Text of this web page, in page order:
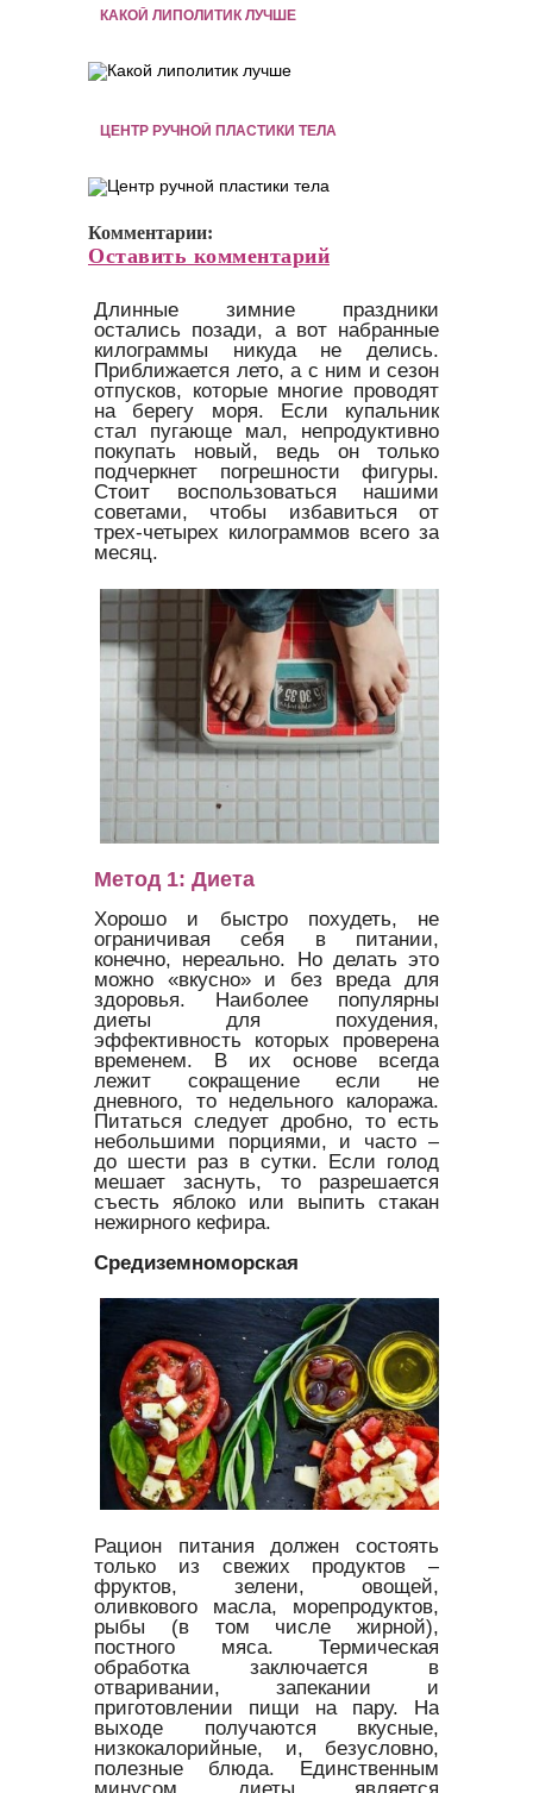
КАКОЙ ЛИПОЛИТИК ЛУЧШЕ
ЦЕНТР РУЧНОЙ ПЛАСТИКИ ТЕЛА
Комментарии:
Оставить комментарий
Длинные зимние праздники
остались позади, а вот набранные
килограммы никуда не делись.
Приближается лето, а с ним и сезон
отпусков, которые многие проводят
на берегу моря. Если купальник
стал пугающе мал, непродуктивно
покупать новый, ведь он только
подчеркнет погрешности фигуры.
Стоит воспользоваться нашими
советами, чтобы избавиться от
трех-четырех килограммов всего за
месяц.
Метод 1: Диета
Хорошо и быстро похудеть, не
ограничивая себя в питании,
конечно, нереально. Но делать это
можно «вкусно» и без вреда для
здоровья. Наиболее популярны
диеты для похудения,
эффективность которых проверена
временем. В их основе всегда
лежит сокращение если не
дневного, то недельного калоража.
Питаться следует дробно, то есть
небольшими порциями, и часто –
до шести раз в сутки. Если голод
мешает заснуть, то разрешается
съесть яблоко или выпить стакан
нежирного кефира.
Средиземноморская
Рацион питания должен состоять
только из свежих продуктов –
фруктов, зелени, овощей,
оливкового масла, морепродуктов,
рыбы (в том числе жирной),
постного мяса. Термическая
обработка заключается в
отваривании, запекании и
приготовлении пищи на пару. На
выходе получаются вкусные,
низкокалорийные, и, безусловно,
полезные блюда. Единственным
минусом диеты является